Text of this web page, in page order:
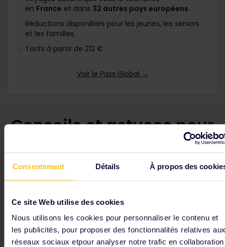
Consentement Détails À propos des
Ce site Web utilise des cookies
Nous utilisons les cookies pour personnaliser le contenu et
les publicités, pour proposer des fonctionnalités relatives
réseaux sociaux etpour analyser notre trafic en collaboration
en France et dans 32 autres pays européens.
Réductions disponibles pour les jeunes, les seniors
et les familles.
Tarifs à partir de 212 €
Voir le Pass Global →
Conseils et astuces pour
Paris compte plusieurs centres ferroviaires qui
desservent la plupart des principales villes de France.
Les principales gares de Paris sont :
Gare de Lyon